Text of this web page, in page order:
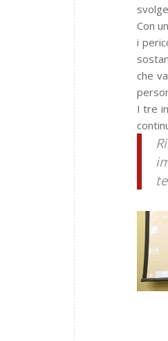
Con
i
che
I tre